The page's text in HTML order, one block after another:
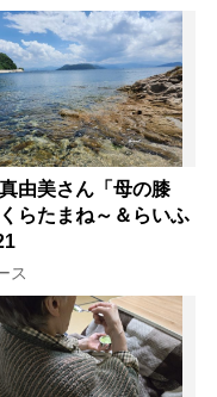
由美さん「母の膝
らたまね～＆らいふ
ス